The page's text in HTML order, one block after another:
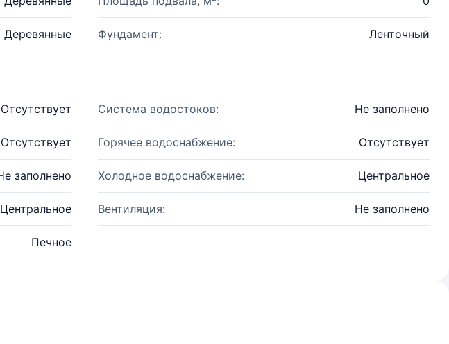
Деревянные Фундамент: Ленточный
Отсутствует Система водостоков: Не заполнено
Отсутствует Горячее водоснабжение: Отсутствует
заполнено Холодное водоснабжение: Центральное
Центральное Вентиляция: Не заполнено
Печное